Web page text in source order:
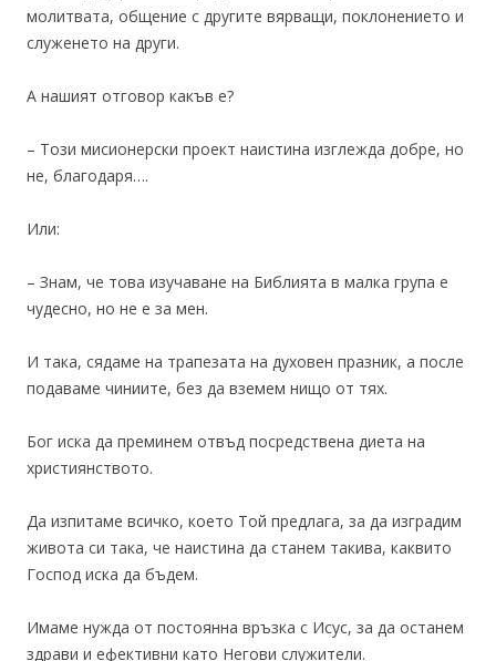
молитвата, общение с другите вярващи, поклонението и
служенето на други.
А нашият отговор какъв е?
– Този мисионерски проект наистина изглежда добре, но
не, благодаря….
Или:
– Знам, че това изучаване на Библията в малка група е
чудесно, но не е за мен.
И така, сядаме на трапезата на духовен празник, а после
подаваме чиниите, без да вземем нищо от тях.
Бог иска да преминем отвъд посредствена диета на
християнството.
Да изпитаме всичко, което Той предлага, за да изградим
живота си така, че наистина да станем такива, каквито
Господ иска да бъдем.
Имаме нужда от постоянна връзка с Исус, за да останем
здрави и ефективни като Негови служители.